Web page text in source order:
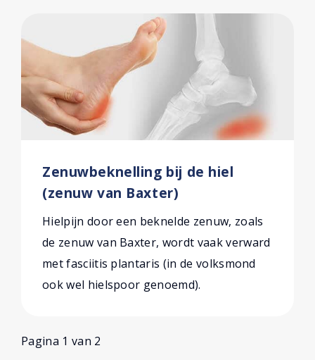
Zenuwbeknelling bij de hiel
(zenuw van Baxter)
Hielpijn door een beknelde zenuw, zoals
de zenuw van Baxter, wordt vaak verward
met fasciitis plantaris (in de volksmond
ook wel hielspoor genoemd).
Pagina 1 van 2